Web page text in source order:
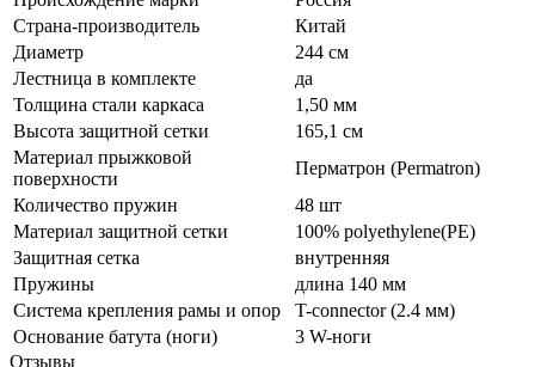
Страна-производитель
Китай
Диаметр
244 см
Лестница в комплекте
да
Толщина стали каркаса
1,50 мм
Высота защитной сетки
165,1 см
Материал прыжковой
поверхности
Перматрон (Permatron)
Количество пружин
48 шт
Материал защитной сетки
100% polyethylene(PE)
Защитная сетка
внутренняя
Пружины
длина 140 мм
Система крепления рамы и опор
T-connector (2.4 мм)
Основание батута (ноги)
3 W-ноги
Отзывы